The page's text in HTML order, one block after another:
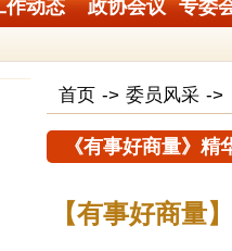
作动态 政协会议 专委
首页 -> 委员风采 ->
《有事好商量》精
【有事好商量